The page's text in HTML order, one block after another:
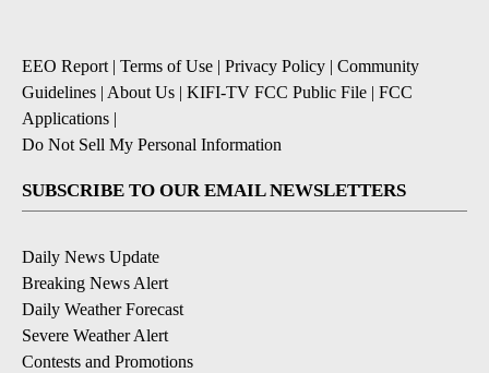
EEO Report | Terms of Use | Privacy Policy | Community
Guidelines | About Us | KIFI-TV FCC Public File | FCC
Applications |
Do Not Sell My Personal Information
SUBSCRIBE TO OUR EMAIL NEWSLETTERS
Daily News Update
Breaking News Alert
Daily Weather Forecast
Severe Weather Alert
Contests and Promotions